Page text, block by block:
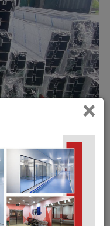
trong những lựa chọn
×